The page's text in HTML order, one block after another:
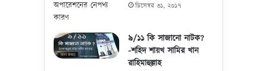
ডিসেম্বর ৩১, ২০১৭
৯/১১ কি সাজানো নাটক?
-শহিদ শায়খ সামির খান
রাহিমাহুল্লাহ